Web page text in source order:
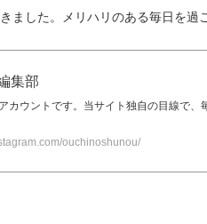
ました。メリハリのある毎日を過
集部
カウントです。当サイト独自の目線で
ouchinoshunou/